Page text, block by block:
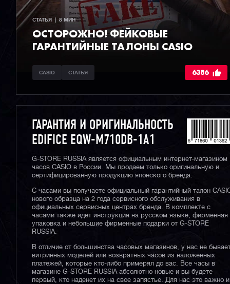
СТАТЬЯ  |  8 МИН
ОСТОРОЖНО! ФЕЙКОВЫЕ
ГАРАНТИЙНЫЕ ТАЛОНЫ CASIO
CASIO СТАТЬЯ 6386
ГАРАНТИЯ И ОРИГИНАЛЬНОСТЬ
EDIFICE EQW-M710DB-1A1
G-STORE RUSSIA является официальным интернет-магазином
часов CASIO в России. Мы продаем только оригинальную и
сертифицированную продукцию японского бренда.
С часами вы получаете официальный гарантийный талон
нового образца на 2 года сервисного обслуживания в
официальных сервисных центрах бренда. В комплекте с
часами также идет инструкция на русском языке, фирменная
упаковка и небольшие фирменные подарки от G-STORE
RUSSIA.
В отличие от большинства часовых магазинов, у нас не
витринных моделей или возвратных часов из наложенных
платежей, которые кто-либо примерял до вас. Все часы в
магазине G-STORE RUSSIA абсолютно новые и вы будете
первый, кто наденет их на свое запястье. Для нас это важно и